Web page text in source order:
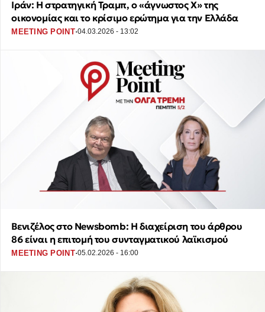
Ιράν: Η στρατηγική Τραμπ, ο «άγνωστος Χ» της
οικονομίας και το κρίσιμο ερώτημα για την Ελλάδα
MEETING POINT·04.03.2026 - 13:02
Βενιζέλος στο Newsbomb: Η διαχείριση του άρθρου
86 είναι η επιτομή του συνταγματικού λαϊκισμού
MEETING POINT·05.02.2026 - 16:00